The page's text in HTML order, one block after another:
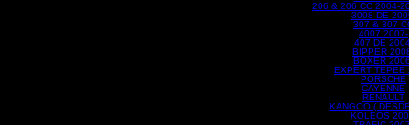
206 & 206 CC 2004-
3008 DE
307 & 307
4007 2007-
407 DE
BIPPER
BOXER
EXPERT TEPEE
PORSCHE
CAYENNE
RENAULT
KANGOO (
KOLEOS